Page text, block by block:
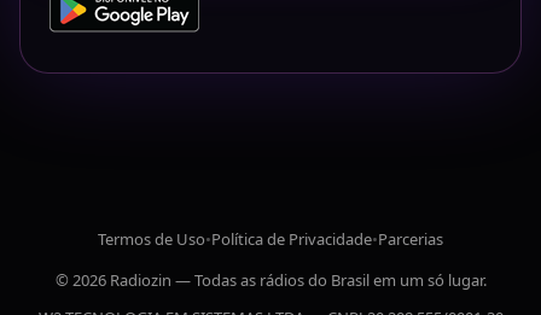
Termos de Uso•Política de Privacidade•Parcerias
© 2026 Radiozin — Todas as rádios do Brasil em um só lugar.